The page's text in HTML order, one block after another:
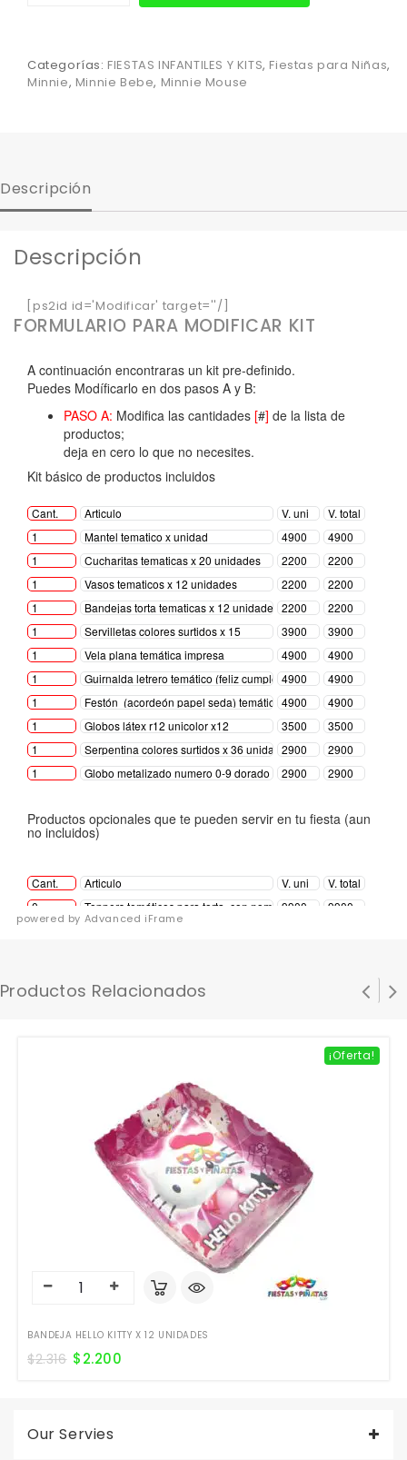
Categorías: FIESTAS INFANTILES Y KITS, Fiestas para Niñas,
Minnie, Minnie Bebe, Minnie Mouse
Descripción
Descripción
[ps2id id='Modificar' target=''/]
FORMULARIO PARA MODIFICAR KIT
powered by Advanced iFrame
Productos Relacionados
¡Oferta!
BANDEJA HELLO KITTY X 12 UNIDADES
$2.316 $2.200
Our Servies